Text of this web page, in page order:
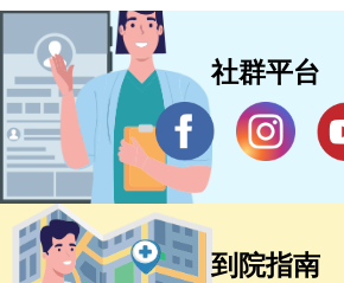
社群平台
到院指南